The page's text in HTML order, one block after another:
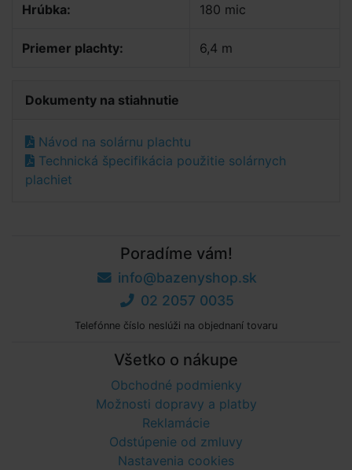
Hrúbka: 180 mic
Priemer plachty: 6,4 m
Dokumenty na stiahnutie
Návod na solárnu plachtu
Technická špecifikácia použitie solárnych
plachiet
Poradíme vám!
info@bazenyshop.sk
02 2057 0035
Telefónne číslo neslúži na objednaní tovaru
Všetko o nákupe
Obchodné podmienky
Možnosti dopravy a platby
Reklamácie
Odstúpenie od zmluvy
Nastavenia cookies